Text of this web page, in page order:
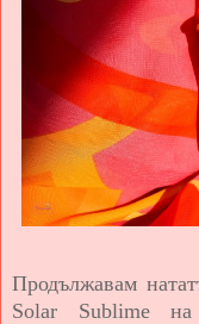
Продължавам
Solar Sublime